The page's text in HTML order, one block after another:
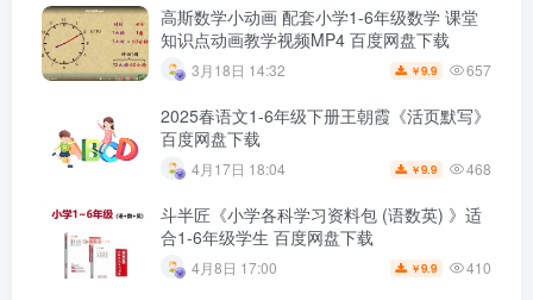
高斯数学小动画 配套小学1-6年级数学 课堂
知识点动画教学视频MP4 百度网盘下载
3月18日 14:32 ￥9.9 657
2025春语文1-6年级下册王朝霞《活页默写》
百度网盘下载
4月17日 18:04 ￥9.9 468
斗半匠《小学各科学习资料包 (语数英) 》适
合1-6年级学生 百度网盘下载
4月8日 17:00 ￥9.9 410